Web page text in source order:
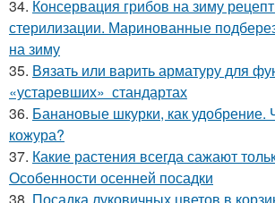
34. Консервация грибов на зиму
стерилизации. Маринованные
на зиму
35. Вязать или варить арматуру для
«устаревших» стандартах
36. Банановые шкурки, как удобрение.
кожура?
37. Какие растения всегда сажают
Особенности осенней посадки